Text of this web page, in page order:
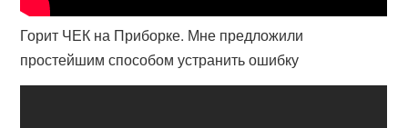
Горит ЧЕК на Приборке. Мне предложили
простейшим способом устранить ошибку